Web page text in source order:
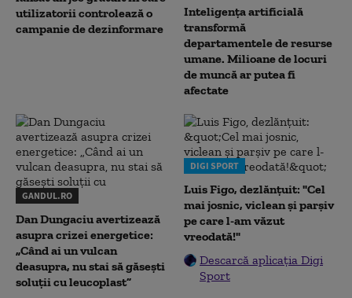
utilizatorii controlează o
campanie de dezinformare
Inteligența artificială
transformă
departamentele de resurse
umane. Milioane de locuri
de muncă ar putea fi
afectate
GANDUL.RO
Dan Dungaciu avertizează
asupra crizei energetice:
„Când ai un vulcan
deasupra, nu stai să găsești
soluții cu leucoplast”
DIGI SPORT
Luis Figo, dezlănțuit: "Cel
mai josnic, viclean și parșiv
pe care l-am văzut
vreodată!"
Descarcă aplicația Digi
Sport